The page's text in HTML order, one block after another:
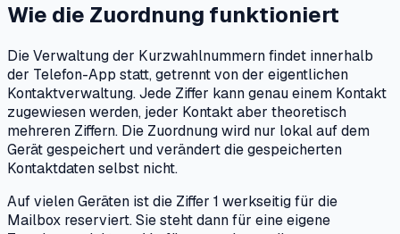
Wie die Zuordnung funktioniert
Die Verwaltung der Kurzwahlnummern findet innerhalb
der Telefon-App statt, getrennt von der eigentlichen
Kontaktverwaltung. Jede Ziffer kann genau einem Kontakt
zugewiesen werden, jeder Kontakt aber theoretisch
mehreren Ziffern. Die Zuordnung wird nur lokal auf dem
Gerät gespeichert und verändert die gespeicherten
Kontaktdaten selbst nicht.
Auf vielen Geräten ist die Ziffer 1 werkseitig für die
Mailbox reserviert. Sie steht dann für eine eigene